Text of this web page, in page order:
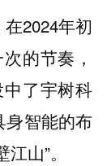
2024年初
的节奏，
了宇树科
智能的布
山”。